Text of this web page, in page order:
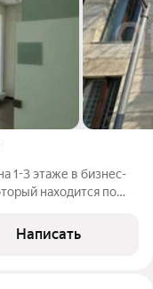
1-3 этаже в бизнес-
находится по
от станций
Написать